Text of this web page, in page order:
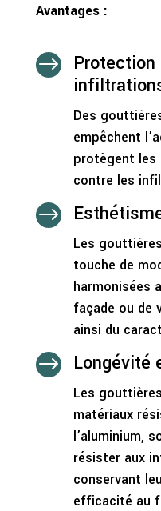
Avantages :
$
Des
empêchent
protègent les
contre les
$
Les
touche de
harmonisées
façade ou de
ainsi du
$ Longévité
Les
matériaux
l’aluminium,
résister aux
conservant
efficacité au